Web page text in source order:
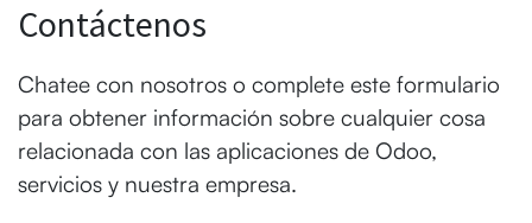
Contáctenos
Chatee con nosotros o complete este formulario
para obtener información sobre cualquier cosa
relacionada con las aplicaciones de Odoo,
servicios y nuestra empresa.